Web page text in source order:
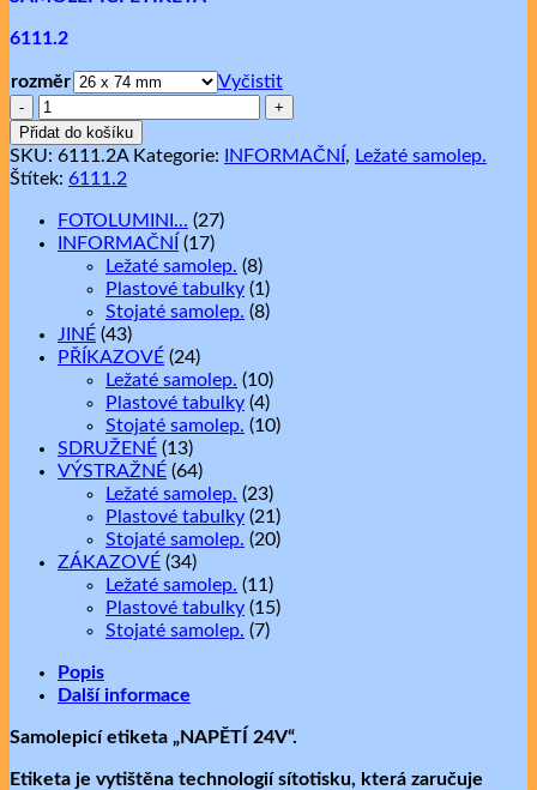
6111.2
rozměr
Vyčistit
NAPĚTÍ
24V
množství
Přidat do košíku
SKU: 6111.2A Kategorie: INFORMAČNÍ , Ležaté samolep.
Štítek: 6111.2
FOTOLUMINI... (27)
INFORMAČNÍ
(17)
Ležaté samolep. (8)
Plastové tabulky (1)
Stojaté samolep. (8)
JINÉ (43)
PŘÍKAZOVÉ (24)
Ležaté samolep. (10)
Plastové tabulky (4)
Stojaté samolep. (10)
SDRUŽENÉ (13)
VÝSTRAŽNÉ (64)
Ležaté samolep. (23)
Plastové tabulky (21)
Stojaté samolep. (20)
ZÁKAZOVÉ (34)
Ležaté samolep. (11)
Plastové tabulky (15)
Stojaté samolep. (7)
Popis
Další informace
Samolepicí etiketa „NAPĚTÍ 24V“.
Etiketa je vytištěna technologií sítotisku, která zaručuje